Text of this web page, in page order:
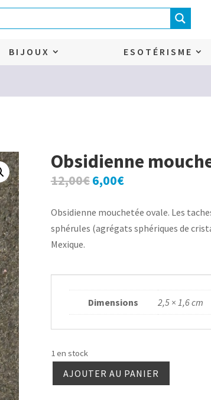
BIJOUX ESOTÉRISME
Obsidienne
12,00€Le
initial
était :
6,00€Le
actuel
est :
Obsidienne mouchetée ovale. Les
sphérules (agrégats sphériques de
Mexique.
Dimensions 2,5 × 1,6 cm
1 en stock
quantité
AJOUTER AU PANIER